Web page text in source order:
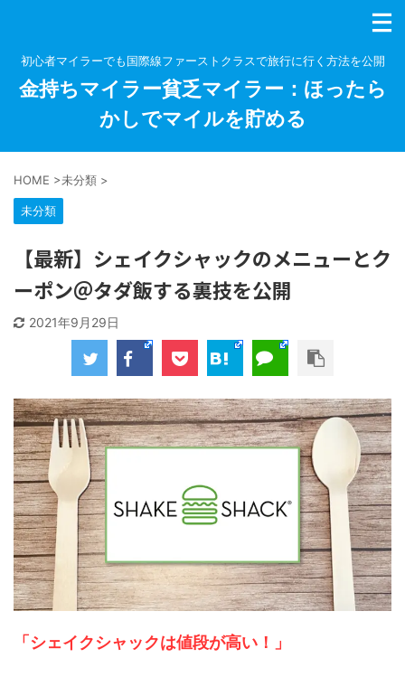
初心者マイラーでも国際線ファーストクラスで旅行に行く方法を公開
金持ちマイラー貧乏マイラー：ほったら
かしでマイルを貯める
HOME >未分類 >
未分類
【最新】シェイクシャックのメニューとク
ーポン＠タダ飯する裏技を公開
2021年9月29日
「シェイクシャックは値段が高い！」